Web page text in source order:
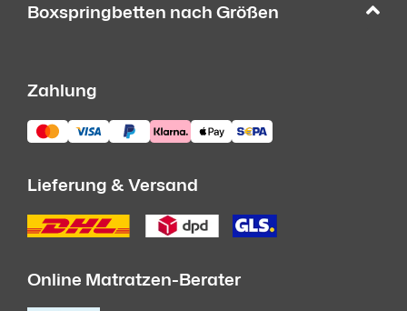
Boxspringbetten nach Größen
Zahlung
Lieferung & Versand
Online Matratzen-Berater